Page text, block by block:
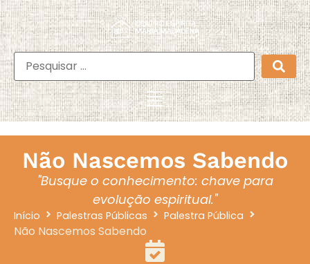
Não Nascemos Sabendo
"Busque o conhecimento: chave para
evolução espiritual."
Início Palestras Públicas Palestra Pública
Não Nascemos Sabendo